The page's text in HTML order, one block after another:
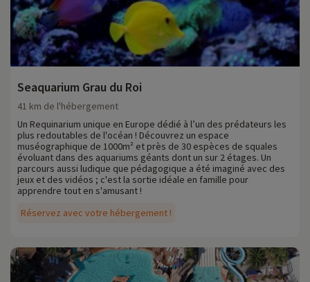
Seaquarium Grau du Roi
Réservez avec votre hébergement !
41 km de l'hébergement
Un Requinarium unique en Europe dédié à l’un des prédateurs les
plus redoutables de l'océan ! Découvrez un espace
muséographique de 1000m² et près de 30 espèces de squales
évoluant dans des aquariums géants dont un sur 2 étages. Un
parcours aussi ludique que pédagogique a été imaginé avec des
jeux et des vidéos ; c'est la sortie idéale en famille pour
apprendre tout en s'amusant !